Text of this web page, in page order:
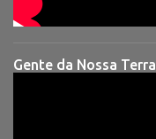
Gente da Nossa Terra